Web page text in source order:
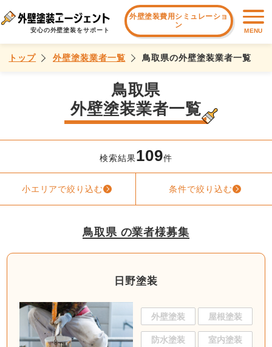
安心の外壁塗装をサポート
外壁塗装費用シミュレーショ
ン
MENU
トップ 外壁塗装業者一覧 鳥取県の外壁塗装業者一覧
鳥取県
外壁塗装業者一覧
検索結果109件
小エリアで絞り込む 条件で絞り込む
鳥取県 の業者様募集
日野塗装
外壁塗装 屋根塗装
防水塗装 室内塗装